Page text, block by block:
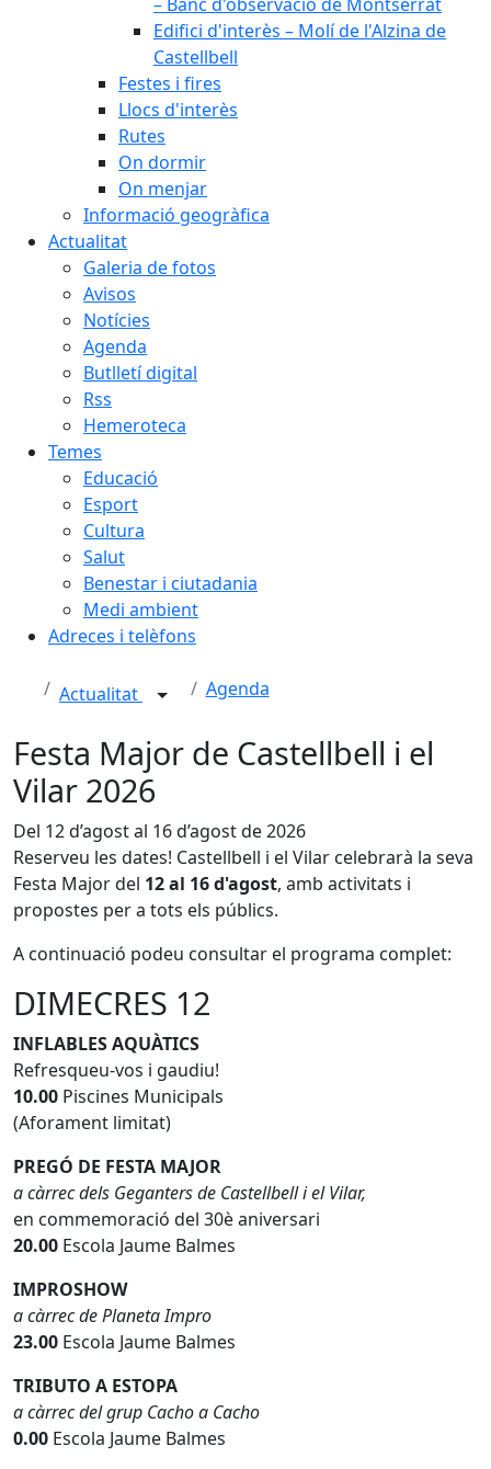
Edifici d'interès – Molí de l'Alzina de
Castellbell
Festes i fires
Llocs d'interès
Rutes
On dormir
On menjar
Informació geogràfica
Actualitat
Galeria de fotos
Avisos
Notícies
Agenda
Butlletí digital
Rss
Hemeroteca
Temes
Educació
Esport
Cultura
Salut
Benestar i ciutadania
Medi ambient
Adreces i telèfons
Actualitat Agenda
Festa Major de Castellbell i el
Vilar 2026
Del 12 d’agost al 16 d’agost de 2026
Reserveu les dates! Castellbell i el Vilar celebrarà la seva
Festa Major del 12 al 16 d'agost, amb activitats i
propostes per a tots els públics.
A continuació podeu consultar el programa complet:
DIMECRES 12
INFLABLES AQUÀTICS
Refresqueu-vos i gaudiu!
10.00 Piscines Municipals
(Aforament limitat)
PREGÓ DE FESTA MAJOR
a càrrec dels Geganters de Castellbell i el Vilar,
en commemoració del 30è aniversari
20.00 Escola Jaume Balmes
IMPROSHOW
a càrrec de Planeta Impro
23.00 Escola Jaume Balmes
TRIBUTO A ESTOPA
a càrrec del grup Cacho a Cacho
0.00 Escola Jaume Balmes